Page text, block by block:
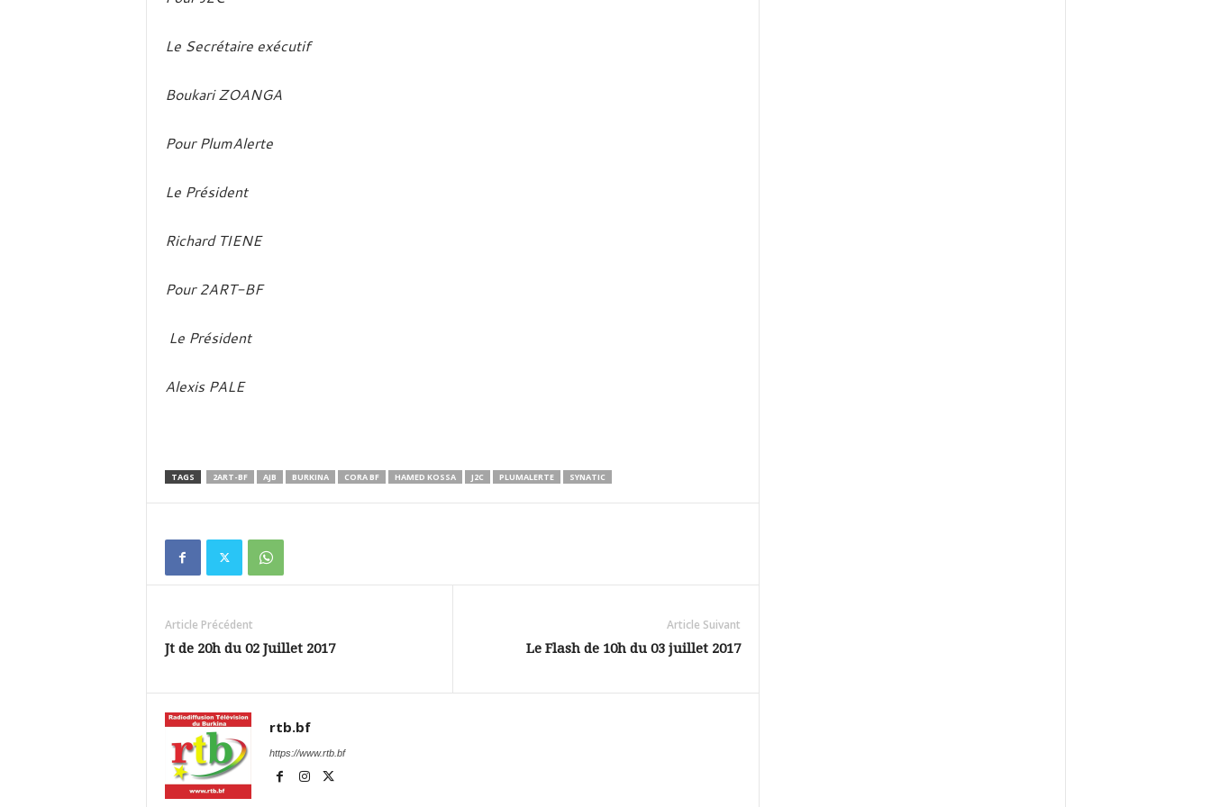
Le Secrétaire exécutif
Boukari ZOANGA
Pour PlumAlerte
Le Président
Richard TIENE
Pour2ART-BF
Le Président
Alexis PALE
TAGS 2ART-BF AJB BURKINA CORA BF HAMED KOSSA J2C PLUMALERTE SYNATIC
Article Précédent
Jt de 20h du 02 Juillet 2017
Article Suivant
Le Flash de 10h du 03 juillet 2017
rtb.bf
https://www.rtb.bf